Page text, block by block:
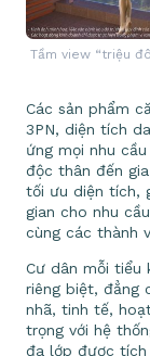
Tầm view “triệu
Các sản phẩm
3PN, diện tích
ứng mọi nhu
độc thân đến
tối ưu diện tích,
gian cho nhu
cùng các thành
Cư dân mỗi tiểu
riêng biệt, đẳng
nhã, tinh tế,
trọng với hệ
đa lớp được tích